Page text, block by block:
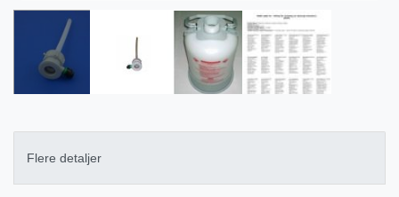
Flere detaljer